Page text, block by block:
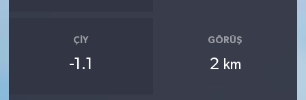
ÇIY
-1.1
GÖRÜŞ
2 km